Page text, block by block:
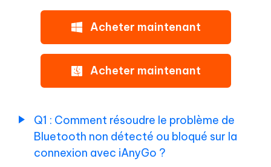
Q3:Comment
résoudre
qui
ne
pas
Comment
modifier
localisation
Conseil
Acheter maintenant
Acheter maintenant
Q1 : Comment résoudre le problème de
Bluetooth non détecté ou bloqué sur la
connexion avec iAnyGo ?